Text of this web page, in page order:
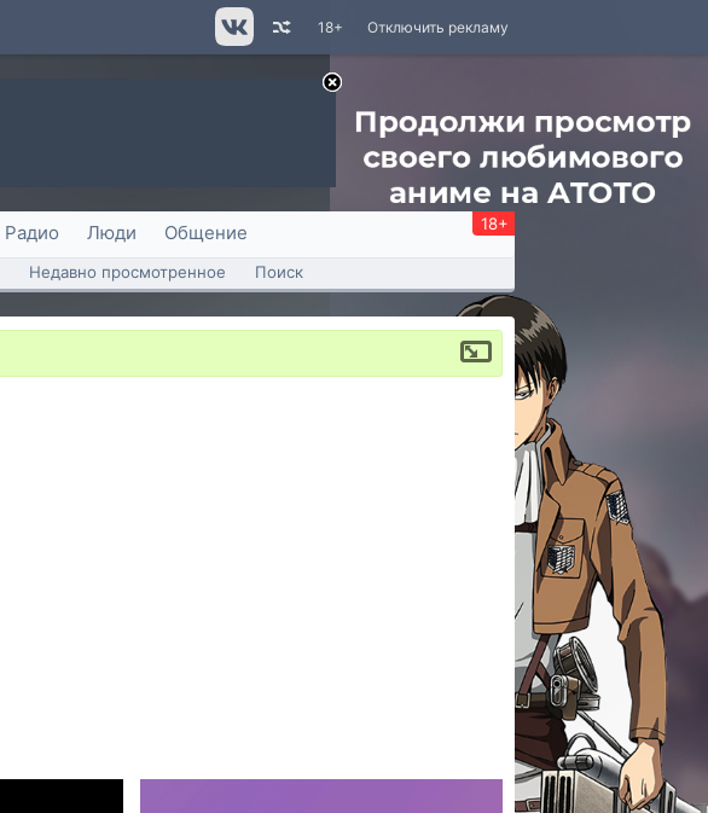
Отключить рекламу
18+
Радио Люди Общение 18+
Недавно просмотренное Поиск